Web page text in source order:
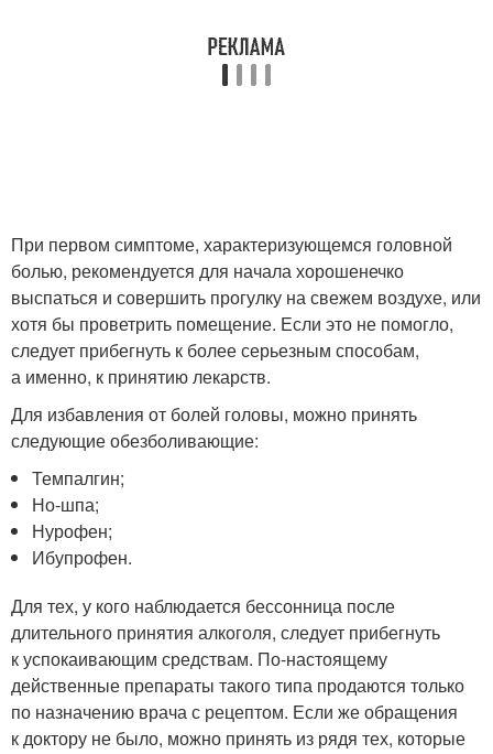
При первом симптоме, характеризующемся головной
болью, рекомендуется для начала хорошенечко
выспаться и совершить прогулку на свежем воздухе, или
хотя бы проветрить помещение. Если это не помогло,
следует прибегнуть к более серьезным способам,
а именно, к принятию лекарств.
Для избавления от болей головы, можно принять
следующие обезболивающие:
Темпалгин;
Но-шпа;
Нурофен;
Ибупрофен.
Для тех, у кого наблюдается бессонница после
длительного принятия алкоголя, следует прибегнуть
к успокаивающим средствам. По-настоящему
действенные препараты такого типа продаются только
по назначению врача с рецептом. Если же обращения
к доктору не было, можно принять из рядя тех, которые